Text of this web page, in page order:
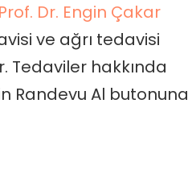
Prof. Dr. Engin Çakar
ve ağrı tedavisi
Tedaviler hakkında
Randevu Al butonuna